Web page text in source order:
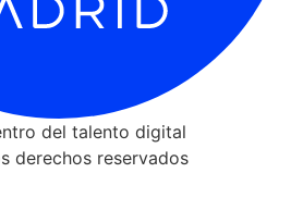
del talento digital
derechos reservados